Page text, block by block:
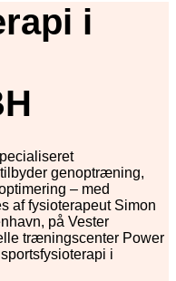
i
genoptræning,
– med
af fysioterapeut Simon
på Vester
træningscenter Power
i